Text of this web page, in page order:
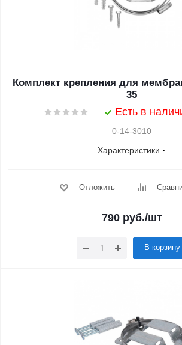
Комплект крепления для
35
Есть в
0-14-3010
Характеристики
Отложить
790 руб./шт
В корзину